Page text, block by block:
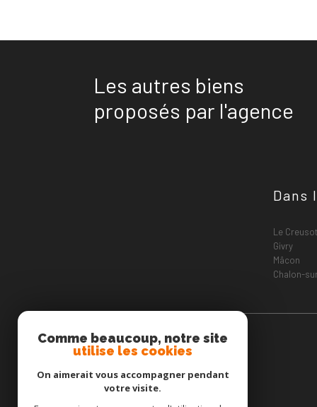
Les autres biens
proposés par l'agence
Dans
Le Creusot
Givry
Mâcon
Chalon-
Cabinet Maitre
Comme beaucoup, notre site
utilise les cookies
On aimerait vous accompagner pendant
votre visite.